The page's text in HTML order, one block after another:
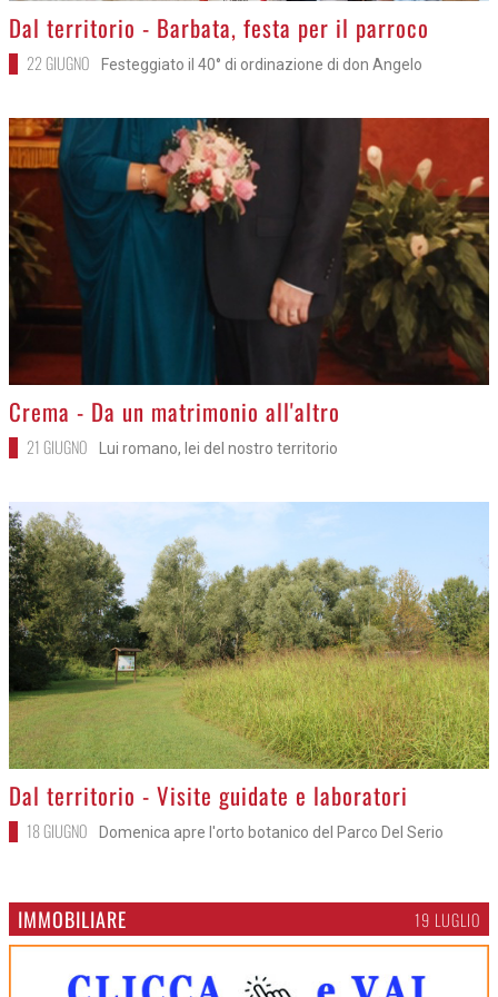
>
Dal territorio - Barbata, festa per il parroco
22 GIUGNO Festeggiato il 40° di ordinazione di don Angelo
>
Crema - Da un matrimonio all'altro
21 GIUGNO Lui romano, lei del nostro territorio
>
Dal territorio - Visite guidate e laboratori
18 GIUGNO Domenica apre l'orto botanico del Parco Del Serio
IMMOBILIARE 19 LUGLIO